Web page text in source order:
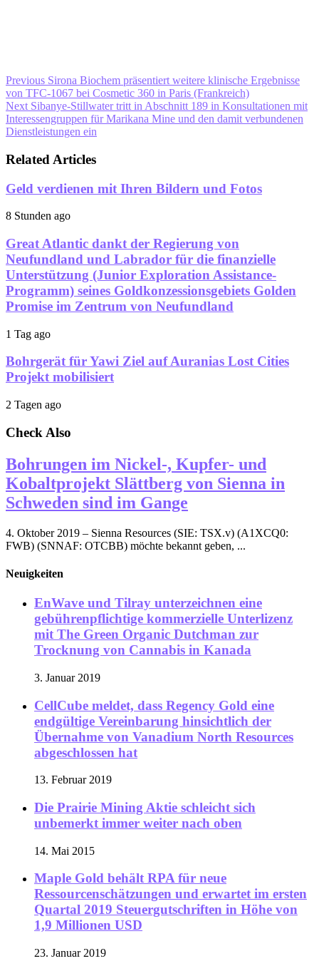
Previous Sirona Biochem präsentiert weitere klinische Ergebnisse
von TFC-1067 bei Cosmetic 360 in Paris (Frankreich)
Next Sibanye-Stillwater tritt in Abschnitt 189 in Konsultationen mit
Interessengruppen für Marikana Mine und den damit verbundenen
Dienstleistungen ein
Related Articles
Geld verdienen mit Ihren Bildern und Fotos
8 Stunden ago
Great Atlantic dankt der Regierung von
Neufundland und Labrador für die finanzielle
Unterstützung (Junior Exploration Assistance-
Programm) seines Goldkonzessionsgebiets Golden
Promise im Zentrum von Neufundland
1 Tag ago
Bohrgerät für Yawi Ziel auf Auranias Lost Cities
Projekt mobilisiert
2 Tagen ago
Check Also
Bohrungen im Nickel-, Kupfer- und
Kobaltprojekt Slättberg von Sienna in
Schweden sind im Gange
4. Oktober 2019 – Sienna Resources (SIE: TSX.v) (A1XCQ0:
FWB) (SNNAF: OTCBB) möchte bekannt geben, ...
Neuigkeiten
EnWave und Tilray unterzeichnen eine
gebührenpflichtige kommerzielle Unterlizenz
mit The Green Organic Dutchman zur
Trocknung von Cannabis in Kanada
3. Januar 2019
CellCube meldet, dass Regency Gold eine
endgültige Vereinbarung hinsichtlich der
Übernahme von Vanadium North Resources
abgeschlossen hat
13. Februar 2019
Die Prairie Mining Aktie schleicht sich
unbemerkt immer weiter nach oben
14. Mai 2015
Maple Gold behält RPA für neue
Ressourcenschätzungen und erwartet im ersten
Quartal 2019 Steuergutschriften in Höhe von
1,9 Millionen USD
23. Januar 2019